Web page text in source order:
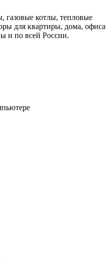
газовые котлы, тепловые
для квартиры, дома, офиса
и по всей России.